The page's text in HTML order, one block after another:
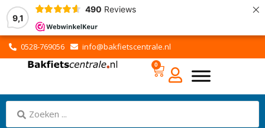
9,1
490 Reviews ×
0528-769056 info@bakfietscentrale.nl
0